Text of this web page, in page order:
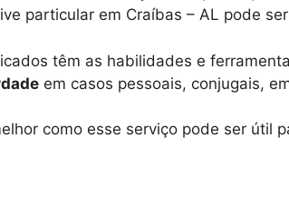
particular em Craíbas – AL pode
têm as habilidades e
em casos pessoais, conjugais,
como esse serviço pode ser útil